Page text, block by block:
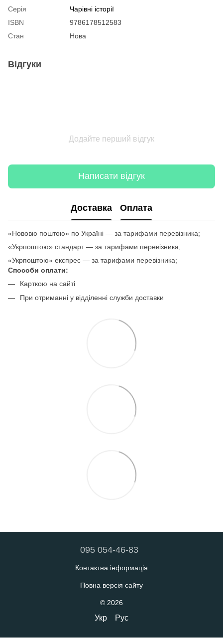
Серія
Чарівні історії
ISBN
9786178512583
Стан
Нова
Відгуки
Додайте перший відгук
Написати відгук
Доставка Оплата
«Нововю поштою» по Україні — за тарифами перевізника;
«Укрпоштою» стандарт — за тарифами перевізника;
«Укрпоштою» експрес — за тарифами перевізника;
Способи оплати:
Карткою на сайті
При отриманні у відділенні служби доставки
095 054-46-83
Контактна інформація
Повна версія сайту
© 2026
Укр Рус